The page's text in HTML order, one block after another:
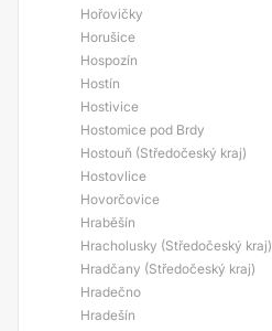
Hořovičky
Horušice
Hospozín
Hostín
Hostivice
Hostomice pod Brdy
Hostouň (Středočeský kraj)
Hostovlice
Hovorčovice
Hraběšín
Hracholusky (Středočeský kraj)
Hradčany (Středočeský kraj)
Hradečno
Hradešín